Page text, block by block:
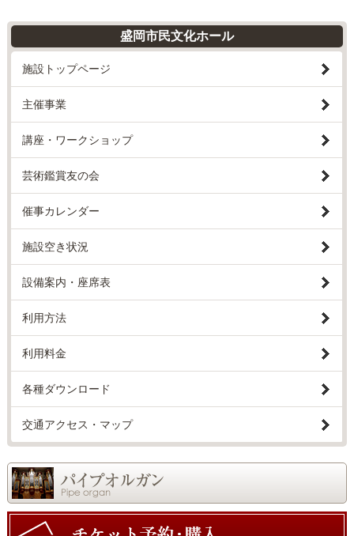
盛岡市民文化ホール
施設トップページ
主催事業
講座・ワークショップ
芸術鑑賞友の会
催事カレンダー
施設空き状況
設備案内・座席表
利用方法
利用料金
各種ダウンロード
交通アクセス・マップ